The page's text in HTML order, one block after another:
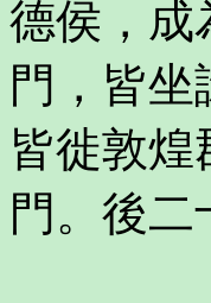
德侯，成
門，皆
皆徙敦
門。後